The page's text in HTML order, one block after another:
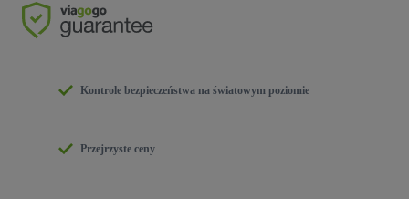
Kontrole bezpieczeństwa na światowym poziomie
Przejrzyste ceny